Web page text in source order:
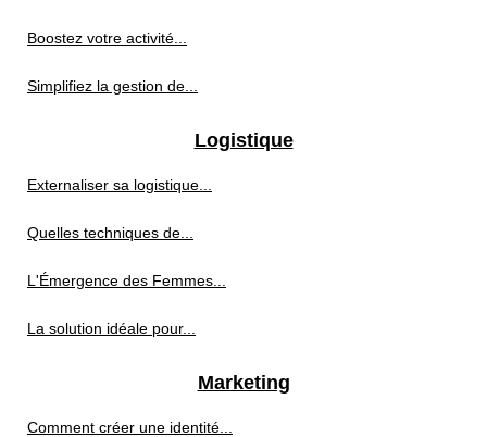
Boostez votre activité...
Simplifiez la gestion de...
Logistique
Externaliser sa logistique...
Quelles techniques de...
L'Émergence des Femmes...
La solution idéale pour...
Marketing
Comment créer une identité...